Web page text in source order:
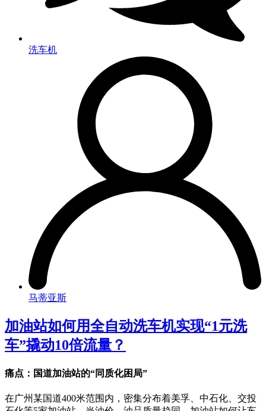
洗车机
马蒂亚斯
加油站如何用全自动洗车机实现“1元洗
车”撬动10倍流量？
痛点：国道加油站的“同质化困局”
在广州某国道400米范围内，密集分布着美孚、中石化、交投